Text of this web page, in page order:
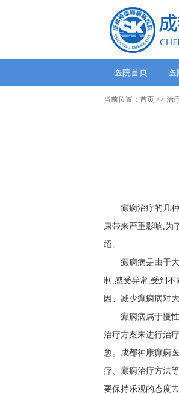
医院首页
当前位置： 首页 >> 治
癫痫治疗的几
康带来严重影响,为
绍。
癫痫病是由于
制,感受异常,受到不
因、减少癫痫病对
癫痫病属于慢
治疗方案来进行治
愈。成都神康癫痫
疗、癫痫治疗方法
要保持乐观的态度